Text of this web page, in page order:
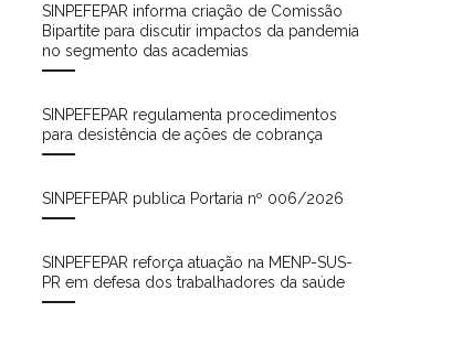
SINPEFEPAR informa criação de Comissão
Bipartite para discutir impactos da pandemia
no segmento das academias
SINPEFEPAR regulamenta procedimentos
para desistência de ações de cobrança
SINPEFEPAR publica Portaria nº 006/2026
SINPEFEPAR reforça atuação na MENP-SUS-
PR em defesa dos trabalhadores da saúde